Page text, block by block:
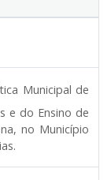
Municipal de
e do Ensino de
no Município